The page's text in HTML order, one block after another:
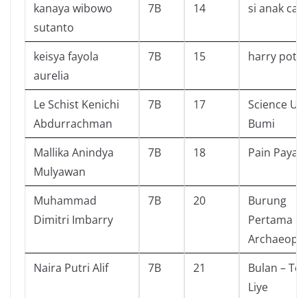
kanaya wibowo
sutanto
7B 14 si anak
keisya fayola
aurelia
7B 15 harry
Le Schist Kenichi
Abdurrachman
7B 17
Science Up
Bumi
Mallika Anindya
Mulyawan
7B 18 Pain
Muhammad
Dimitri Imbarry
7B 20
Burung
Pertama
Naira Putri Alif
7B 21
Bulan –
Liye